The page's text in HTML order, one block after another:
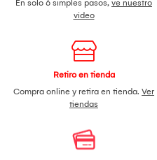
En solo 6 simples pasos, ve nuestro
video
Retiro en tienda
Compra online y retira en tienda. Ver
tiendas